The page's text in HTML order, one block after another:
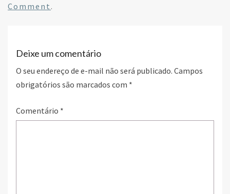
o
Comment .
Deixe um comentário
O seu endereço de e-mail não será publicado. Campos
obrigatórios são marcados com *
Comentário *